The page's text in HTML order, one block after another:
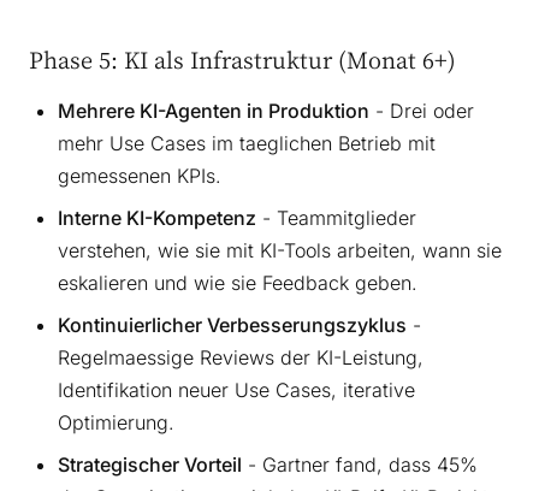
Phase 5: KI als Infrastruktur (Monat 6+)
Mehrere KI-Agenten in Produktion - Drei oder
mehr Use Cases im taeglichen Betrieb mit
gemessenen KPIs.
Interne KI-Kompetenz - Teammitglieder
verstehen, wie sie mit KI-Tools arbeiten, wann sie
eskalieren und wie sie Feedback geben.
Kontinuierlicher Verbesserungszyklus -
Regelmaessige Reviews der KI-Leistung,
Identifikation neuer Use Cases, iterative
Optimierung.
Strategischer Vorteil - Gartner fand, dass 45%